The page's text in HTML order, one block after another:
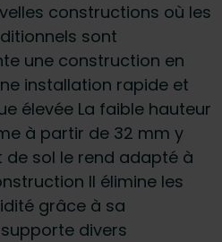
constructions où les
sont
une construction en
installation rapide et
élevée La faible hauteur
à partir de 32 mm y
sol le rend adapté à
Il élimine les
grâce à sa
divers